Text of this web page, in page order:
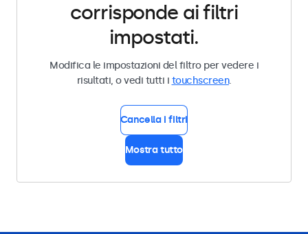
corrisponde ai filtri
impostati.
Modifica le impostazioni del filtro per vedere i
risultati, o vedi tutti i touchscreen.
Cancella i filtri
Mostra tutto